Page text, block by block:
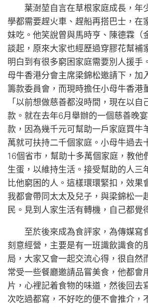
葉澍堃自言在草根家庭成長，年
學都需要趕火車、趕船再搭巴士，在
妹吃。他笑說曾與馬時亨、陳德霖（
談起，原來大家也經歷過穿膠花幫補
明白到有很多窮困家庭需要別人援手
母牛香港分會主席梁錦松邀請下，加
籌款委員會，而現時擔任小母牛香港
「以前想做慈善都沒時間，現在以自
款。就在去年6月舉辦的一個慈善晚
款，因為幾千元可幫助一戶家庭買牛
萬就可扶持二千個家庭。小母牛過去
16個省市，幫助十多萬個家庭，教他
生蛋，以維持生活。接受幫助的人三
比他窮困的人。這樣環環緊扣，效果
我都會帶同太太及兒子，與梁錦松一
民。見到人家生活有轉機，自己都覺
至於後來成為食評家，為傳媒寫
刻意經營，主要是有一班識飲識食的
局，大家又會一起交流心得，很自然
常受一些餐廳邀請品嘗美食，他都會
片，心裡記着食物的味道，然後回去
次吃過都寫，不好吃的便不會推介，